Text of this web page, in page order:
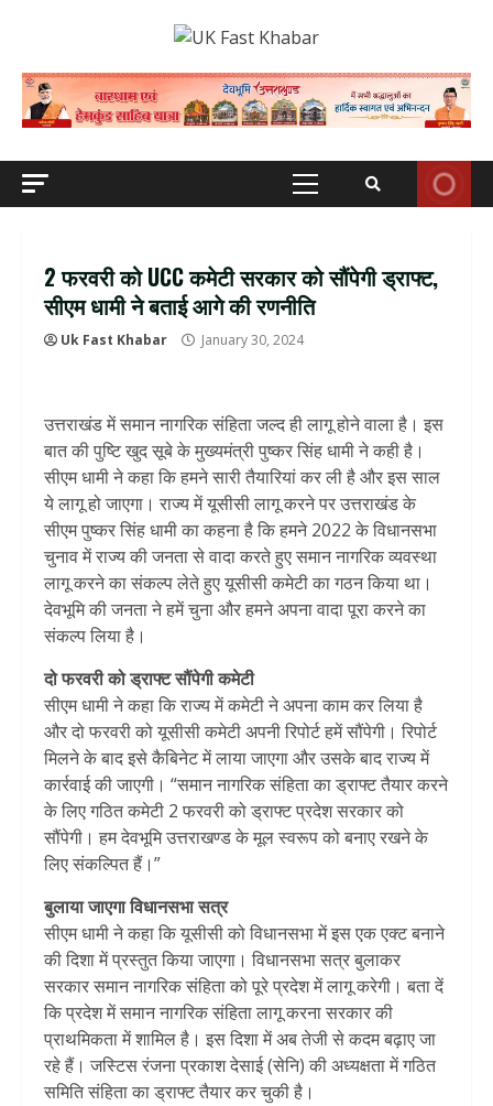
Primary
2 फरवरी को UCC कमेटी सरकार को सौंपेगी ड्राफ्ट,
सीएम धामी ने बताई आगे की रणनीति
Uk Fast Khabar January 30, 2024
उत्तराखंड में समान नागरिक संहिता जल्द ही लागू होने वाला है। इस
बात की पुष्टि खुद सूबे के मुख्यमंत्री पुष्कर सिंह धामी ने कही है।
सीएम धामी ने कहा कि हमने सारी तैयारियां कर ली है और इस साल
ये लागू हो जाएगा। राज्य में यूसीसी लागू करने पर उत्तराखंड के
सीएम पुष्कर सिंह धामी का कहना है कि हमने 2022 के विधानसभा
चुनाव में राज्य की जनता से वादा करते हुए समान नागरिक व्यवस्था
लागू करने का संकल्प लेते हुए यूसीसी कमेटी का गठन किया था।
देवभूमि की जनता ने हमें चुना और हमने अपना वादा पूरा करने का
संकल्प लिया है।
दो फरवरी को ड्राफ्ट सौंपेगी कमेटी
सीएम धामी ने कहा कि राज्य में कमेटी ने अपना काम कर लिया है
और दो फरवरी को यूसीसी कमेटी अपनी रिपोर्ट हमें सौंपेगी। रिपोर्ट
मिलने के बाद इसे कैबिनेट में लाया जाएगा और उसके बाद राज्य में
कार्रवाई की जाएगी। “समान नागरिक संहिता का ड्राफ्ट तैयार करने
के लिए गठित कमेटी 2 फरवरी को ड्राफ्ट प्रदेश सरकार को
सौंपेगी। हम देवभूमि उत्तराखण्ड के मूल स्वरूप को बनाए रखने के
लिए संकल्पित हैं।”
बुलाया जाएगा विधानसभा सत्र
सीएम धामी ने कहा कि यूसीसी को विधानसभा में इस एक एक्ट बनाने
की दिशा में प्रस्तुत किया जाएगा। विधानसभा सत्र बुलाकर
सरकार समान नागरिक संहिता को पूरे प्रदेश में लागू करेगी। बता दें
कि प्रदेश में समान नागरिक संहिता लागू करना सरकार की
प्राथमिकता में शामिल है। इस दिशा में अब तेजी से कदम बढ़ाए जा
रहे हैं। जस्टिस रंजना प्रकाश देसाई (सेनि) की अध्यक्षता में गठित
समिति संहिता का ड्राफ्ट तैयार कर चुकी है।